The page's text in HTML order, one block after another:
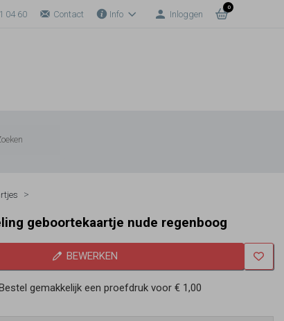
04 60 Contact Info Inloggen
0
geboortekaartje nude regenboog
BEWERKEN
gemakkelijk een proefdruk voor€ 1,00